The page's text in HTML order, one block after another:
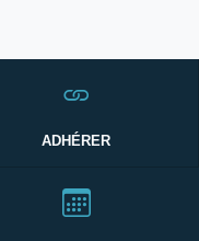
ADHÉRER